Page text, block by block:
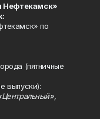
Нефтекамск»
по
(пятничные
выпуски):